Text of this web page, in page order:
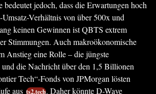
jedoch, dass die Erwartungen hoch
Verhältnis von über 500x und
keinen Gewinnen ist QBTS extrem
Stimmungen. Auch makroökonomische
Anstieg eine Rolle – die jüngste
die Nachricht über den 1,5 Billionen
Tech“-Fonds von JPMorgan lösten
aus ts2.tech. Daher könnte D-Wave